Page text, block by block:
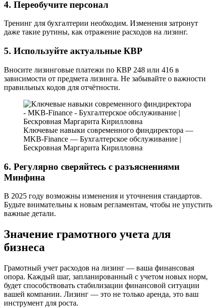
4. Переобучите персонал
Тренинг для бухгалтерии необходим. Изменения затронут
даже такие рутины, как отражение расходов на лизинг.
5. Используйте актуальные КВР
Вносите лизинговые платежи по КВР 248 или 416 в
зависимости от предмета лизинга. Не забывайте о важности
правильных кодов для отчётности.
Ключевые навыки современного финдиректора —
MKB-Finance — Бухгалтерское обслуживание |
Бескровная Маргарита Кирилловна
6. Регулярно сверяйтесь с разъяснениями
Минфина
В 2025 году возможны изменения и уточнения стандартов.
Будьте внимательны к новым регламентам, чтобы не упустить
важные детали.
Значение грамотного учета для
бизнеса
Грамотный учет расходов на лизинг — ваша финансовая
опора. Каждый шаг, запланированный с учетом новых норм,
будет способствовать стабилизации финансовой ситуации
вашей компании. Лизинг — это не только аренда, это ваш
инструмент для роста.